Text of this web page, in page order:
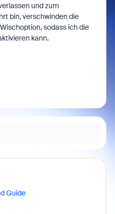
und zum
bin, verschwinden die
sodass ich die
kann.
Guide